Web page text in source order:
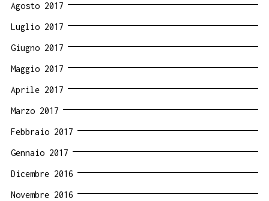
Agosto 2017
Luglio 2017
Giugno 2017
Maggio 2017
Aprile 2017
Marzo 2017
Febbraio 2017
Gennaio 2017
Dicembre 2016
Novembre 2016